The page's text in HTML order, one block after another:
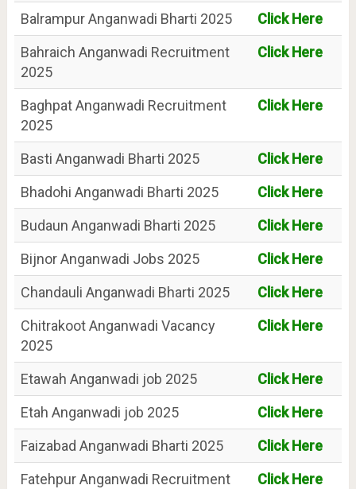
Balrampur Anganwadi Bharti 2025
Click Here
Bahraich Anganwadi Recruitment
2025
Click Here
Baghpat Anganwadi Recruitment
2025
Click Here
Basti Anganwadi Bharti 2025
Click Here
Bhadohi Anganwadi Bharti 2025
Click Here
Budaun Anganwadi Bharti 2025
Click Here
Bijnor Anganwadi Jobs 2025
Click Here
Chandauli Anganwadi Bharti 2025
Click Here
Chitrakoot Anganwadi Vacancy
2025
Click Here
Etawah Anganwadi job 2025
Click Here
Etah Anganwadi job 2025
Click Here
Faizabad Anganwadi Bharti 2025
Click Here
Fatehpur Anganwadi Recruitment
Click Here